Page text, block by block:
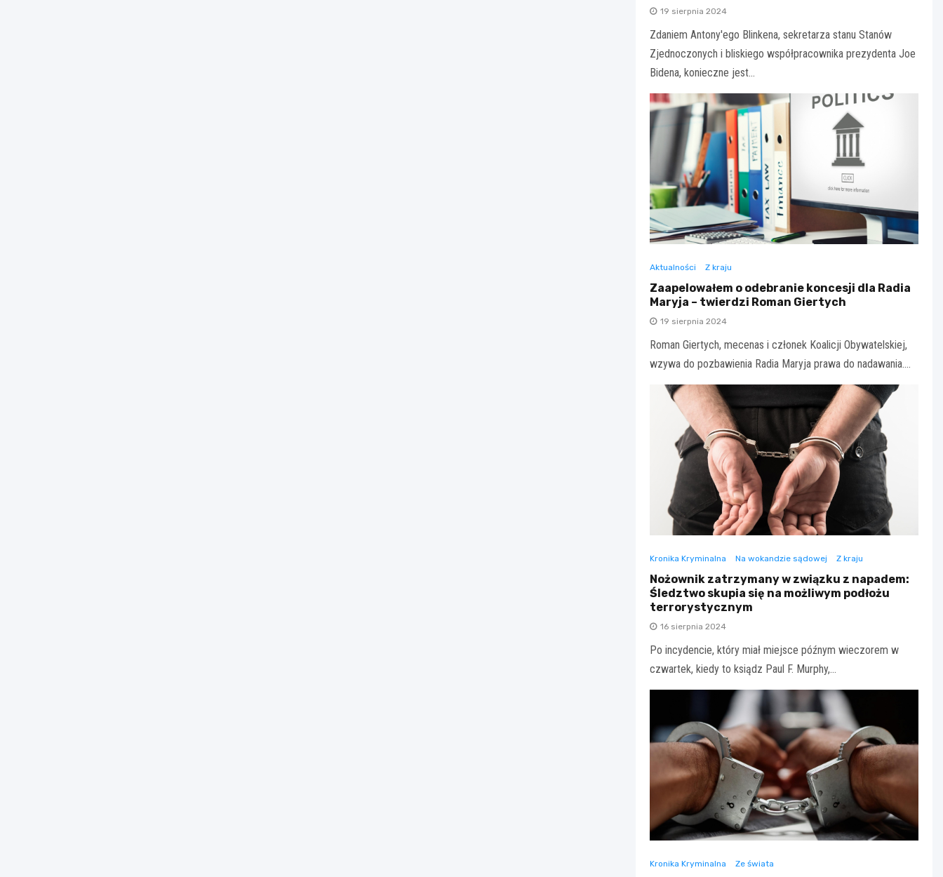
19 sierpnia 2024
Zdaniem Antony'ego Blinkena, sekretarza stanu Stanów
Zjednoczonych i bliskiego współpracownika prezydenta Joe
Bidena, konieczne jest…
Aktualności Z kraju
Zaapelowałem o odebranie koncesji dla Radia
Maryja – twierdzi Roman Giertych
19 sierpnia 2024
Roman Giertych, mecenas i członek Koalicji Obywatelskiej,
wzywa do pozbawienia Radia Maryja prawa do nadawania.…
Kronika Kryminalna Na wokandzie sądowej Z kraju
Nożownik zatrzymany w związku z napadem:
Śledztwo skupia się na możliwym podłożu
terrorystycznym
16 sierpnia 2024
Po incydencie, który miał miejsce późnym wieczorem w
czwartek, kiedy to ksiądz Paul F. Murphy,…
Kronika Kryminalna Ze świata